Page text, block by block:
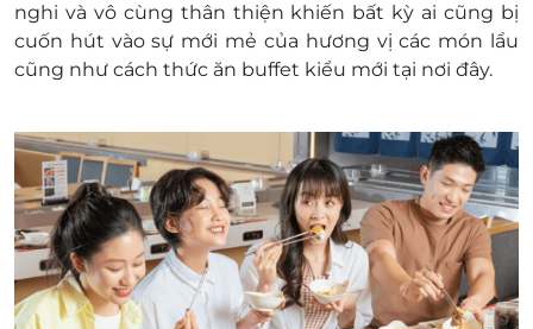
Lầu 1 (Mã số L1-01), Trung Tâm Thương Mại Bcons
City Mall_ 38 Đường Thống Nhất, Phường Đông
Hoà, Thành Phố Hồ Chí Minh
296 - 298 Bình Tiên, phường 4, quận 6, thành phố Hồ
Chí Minh
1S8, TTTM GO!, Đường 23/8, P.7, Tp.Bạc Liêu, Tỉnh
Bạc Liêu
Bình Thuận
171-173 Trần Hưng Đạo Phú Thuỷ, Thành phố Phan
nghi và vô cùng thân thiện khiến bất kỳ ai cũng bị
cuốn hút vào sự mới mẻ của hương vị các món lẩu
cũng như cách thức ăn buffet kiểu mới tại nơi đây.